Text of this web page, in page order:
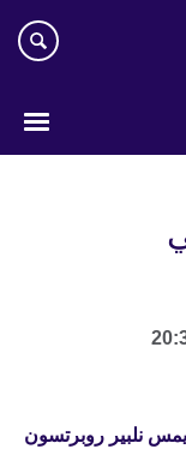
نلبير روبرتسون